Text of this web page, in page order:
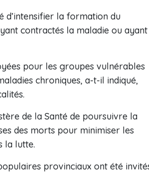
d’intensifier la formation du
contractés la maladie ou ayant
pour les groupes vulnérables
chroniques, a-t-il indiqué,
de la Santé de poursuivre la
des morts pour minimiser les
la lutte.
provinciaux ont été